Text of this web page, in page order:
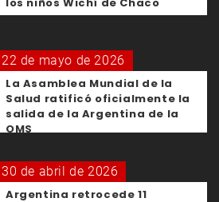
22 de mayo de 2026
La Asamblea Mundial de la
Salud ratificó oficialmente la
salida de la Argentina de la
OMS
30 de abril de 2026
Argentina retrocede 11